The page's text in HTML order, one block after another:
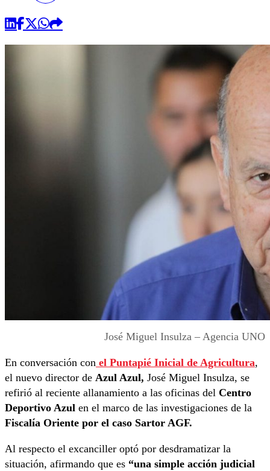
José Miguel Insulza – Agencia UNO
En conversación con el Puntapié Inicial de Agricultura,
el nuevo director de Azul Azul, José Miguel Insulza, se
refirió al reciente allanamiento a las oficinas del Centro
Deportivo Azul en el marco de las investigaciones de la
Fiscalía Oriente por el caso Sartor AGF.
Al respecto el excanciller optó por desdramatizar la
situación, afirmando que es “una simple acción judicial